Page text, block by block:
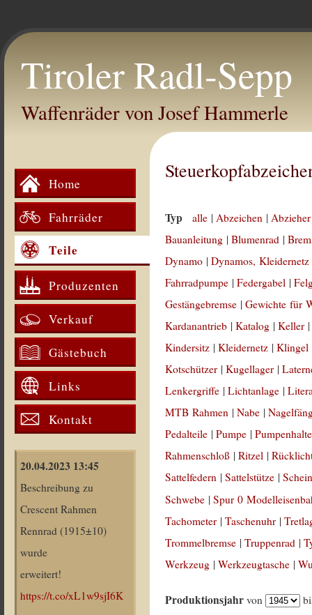
Tiroler Radl-Sepp
Waffenräder von Josef Hammerle
Home
Fahrräder
Teile
Produzenten
Verkauf
Gästebuch
Links
Kontakt
20.04.2023 13:45
Beschreibung zu
Crescent Rahmen
Rennrad (1915±10)
wurde
erweitert!
https://t.co/xL1w9sjI6K
Typ alle |Abzeichen |
Bauanleitung |Blumenrad |
Dynamo |Dynamos, Kleidernetz
Fahrradpumpe |Federgabel |
Gestängebremse |Gewichte für
Kardanantrieb |Katalog |Keller
Kindersitz |Kleidernetz |Klingel
Kotschützer |Kugellager |
Lenkergriffe |Lichtanlage |
MTB Rahmen |Nabe |
Pedalteile |Pumpe |
Rahmenschloß |Ritzel |
Sattelfedern |Sattelstütze |
Schwebe |Spur 0
Tachometer |Taschenuhr |
Trommelbremse |Truppenrad |
Werkzeug |Werkzeugtasche |
Produktionsjahr von